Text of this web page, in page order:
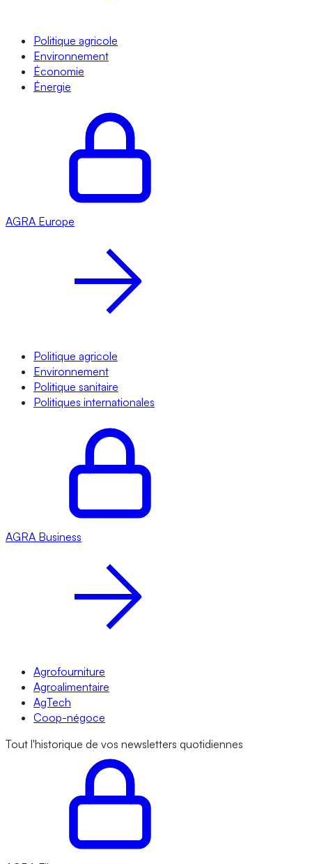
Politique agricole
Environnement
Économie
Énergie
AGRA Europe
Politique agricole
Environnement
Politique sanitaire
Politiques internationales
AGRA Business
Agrofourniture
Agroalimentaire
AgTech
Coop-négoce
Tout l'historique de vos newsletters quotidiennes